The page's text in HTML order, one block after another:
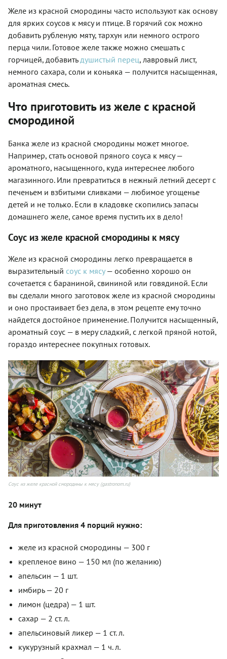
Желе из красной смородины часто используют как основу
для ярких соусов к мясу и птице. В горячий сок можно
добавить рубленую мяту, тархун или немного острого
перца чили. Готовое желе также можно смешать с
горчицей, добавить душистый перец, лавровый лист,
немного сахара, соли и коньяка — получится насыщенная,
ароматная смесь.
Что приготовить из желе с красной
смородиной
Банка желе из красной смородины может многое.
Например, стать основой пряного соуса к мясу —
ароматного, насыщенного, куда интереснее любого
магазинного. Или превратиться в нежный летний десерт с
печеньем и взбитыми сливками — любимое угощенье
детей и не только. Если в кладовке скопились запасы
домашнего желе, самое время пустить их в дело!
Соус из желе красной смородины к мясу
Желе из красной смородины легко превращается в
выразительный соус к мясу— особенно хорошо он
сочетается с бараниной, свининой или говядиной. Если
вы сделали много заготовок желе из красной смородины
и оно простаивает без дела, в этом рецепте ему точно
найдется достойное применение. Получится насыщенный,
ароматный соус — в меру сладкий, с легкой пряной нотой,
гораздо интереснее покупных готовых.
Соус из желе красной смородины к мясу (gastronom.ru)
20 минут
Для приготовления 4 порций нужно:
желе из красной смородины — 300 г
крепленое вино — 150 мл (по желанию)
апельсин — 1 шт.
имбирь — 20 г
лимон (цедра) — 1 шт.
сахар — 2 ст. л.
апельсиновый ликер — 1 ст. л.
кукурузный крахмал — 1 ч. л.